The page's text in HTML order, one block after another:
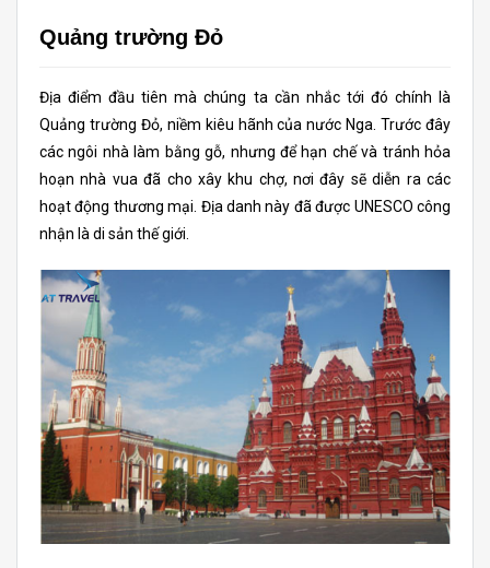
Quảng trường Đỏ
Địa điểm đầu tiên mà chúng ta cần nhắc tới đó chính là
Quảng trường Đỏ, niềm kiêu hãnh của nước Nga. Trước đây
các ngôi nhà làm bằng gỗ, nhưng để hạn chế và tránh hỏa
hoạn nhà vua đã cho xây khu chợ, nơi đây sẽ diễn ra các
hoạt động thương mại. Địa danh này đã được UNESCO công
nhận là di sản thế giới.